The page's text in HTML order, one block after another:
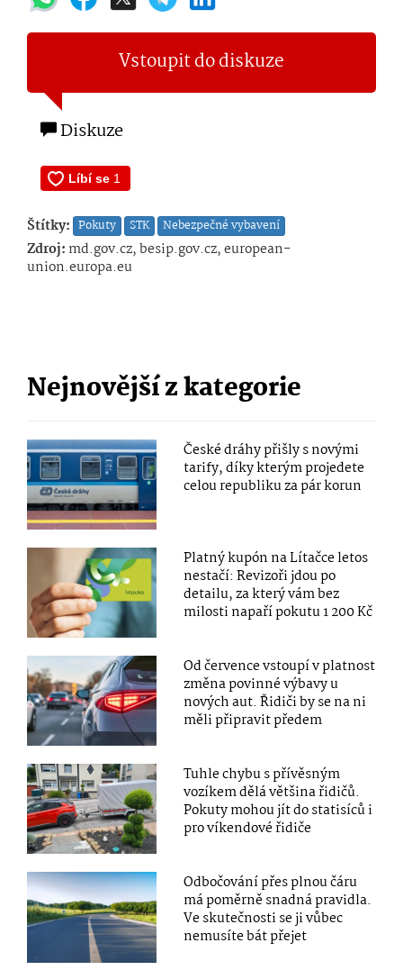
Vstoupit do diskuze
Diskuze
Štítky: Pokuty STK Nebezpečné vybavení
Zdroj: md.gov.cz, besip.gov.cz, european-
union.europa.eu
Nejnovější z kategorie
České dráhy přišly s novými
tarify, díky kterým projedete
celou republiku za pár korun
Platný kupón na Lítačce letos
nestačí: Revizoři jdou po
detailu, za který vám bez
milosti napaří pokutu 1 200 Kč
Od července vstoupí v platnost
změna povinné výbavy u
nových aut. Řidiči by se na ni
měli připravit předem
Tuhle chybu s přívěsným
vozíkem dělá většina řidičů.
Pokuty mohou jít do statisíců i
pro víkendové řidiče
Odbočování přes plnou čáru
má poměrně snadná pravidla.
Ve skutečnosti se ji vůbec
nemusíte bát přejet